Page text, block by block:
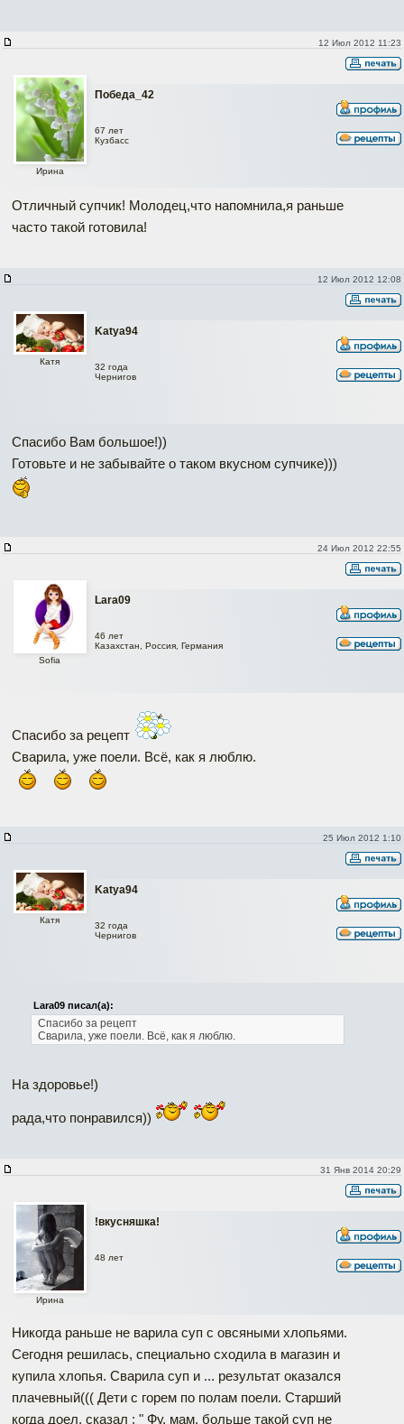
12 Июл 2012 11:23
Победа_42
Ирина
67 лет
Кузбасс
Отличный супчик! Молодец,что напомнила,я раньше
часто такой готовила!
12 Июл 2012 12:08
Katya94
Катя
32 года
Чернигов
Спасибо Вам большое!))
Готовьте и не забывайте о таком вкусном супчике)))
24 Июл 2012 22:55
Lara09
Sofia
46 лет
Казахстан, Россия, Германия
Спасибо за рецепт
Сварила, уже поели. Всё, как я люблю.
25 Июл 2012 1:10
Katya94
Катя
32 года
Чернигов
Lara09 писал(а):
Спасибо за рецепт
Сварила, уже поели. Всё, как я люблю.
На здоровье!)
рада,что понравился))
31 Янв 2014 20:29
!вкусняшка!
Ирина
48 лет
Никогда раньше не варила суп с овсяными хлопьями.
Сегодня решилась, специально сходила в магазин и
купила хлопья. Сварила суп и ... результат оказался
плачевный((( Дети с горем по полам поели. Старший
когда доел, сказал : " Фу, мам, больше такой суп не